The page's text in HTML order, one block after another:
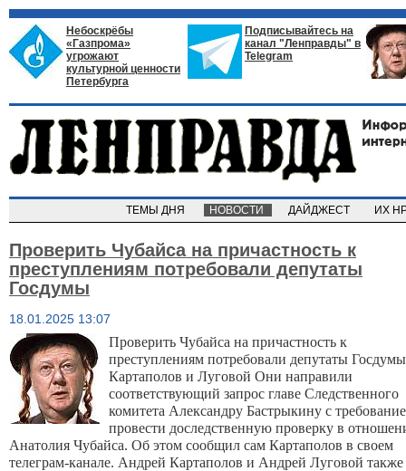
Небоскрёбы
«Газпрома»
угрожают
культурной ценности
Петербурга
Подписывайтесь на
канал "Ленправды" в
Telegram
ТЕМЫ ДНЯ НОВОСТИ ДАЙДЖЕСТ ИХ
Проверить Чубайса на причастность к
преступлениям потребовали депутаты
Госдумы
18.01.2025 13:07
Проверить Чубайса на причастность к
преступлениям потребовали депутаты Госдумы
Картаполов и Луговой Они направили
соответствующий запрос главе Следственного
комитета Александру Бастрыкину с
провести доследственную проверку в
Анатолия Чубайса. Об этом сообщил сам Картаполов в своем
телеграм-канале. Андрей Картаполов и Андрей Луговой также